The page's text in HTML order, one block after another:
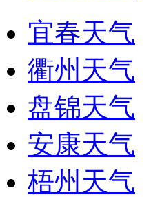
宜春天气
衢州天气
盘锦天气
安康天气
梧州天气